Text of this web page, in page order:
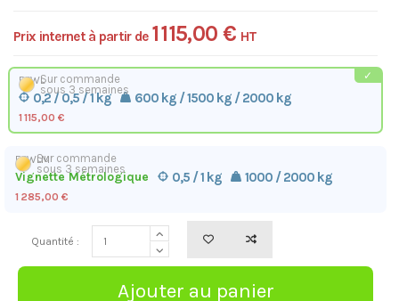
Prix internet à partir de 1 115,00 € HT
EPWL
0,2 / 0,5 / 1 kg 600 kg / 1500 kg / 2000 kg
1 115,00 €
Sur commande
sous 3 semaines
EPWLM
Vignette Métrologique 0,5 / 1 kg 1000 / 2000 kg
1 285,00 €
Sur commande
sous 3 semaines
Quantité :